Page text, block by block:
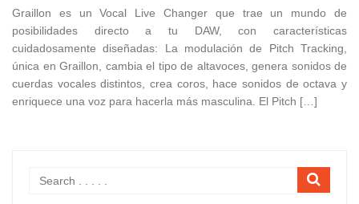
Graillon es un Vocal Live Changer que trae un mundo de
posibilidades directo a tu DAW, con características
cuidadosamente diseñadas: La modulación de Pitch Tracking,
única en Graillon, cambia el tipo de altavoces, genera sonidos de
cuerdas vocales distintos, crea coros, hace sonidos de octava y
enriquece una voz para hacerla más masculina. El Pitch […]